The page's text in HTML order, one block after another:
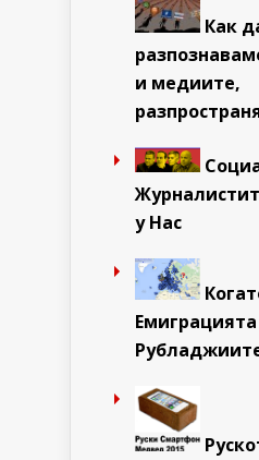
Как
и медиите,
у Нас